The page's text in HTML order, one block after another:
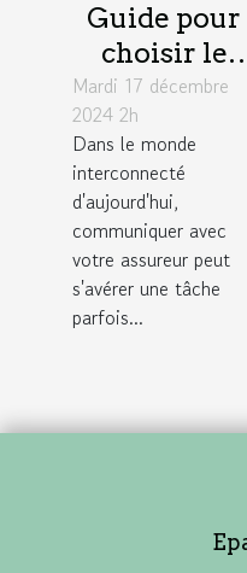
Guide pour
choisir le
meilleur
moyen de
contact avec
votre
assureur
Mardi 17 décembre
2024 2h
Dans le monde
interconnecté
d'aujourd'hui,
communiquer avec
votre assureur peut
s'avérer une tâche
parfois...